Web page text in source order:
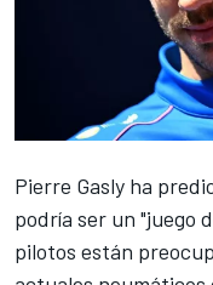
Pierre Gasly ha
podría ser un "juego
pilotos están